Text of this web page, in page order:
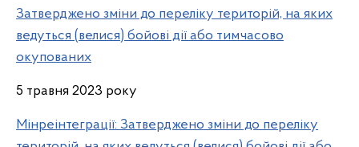
Затверджено зміни до переліку територій, на яких
ведуться (велися) бойові дії або тимчасово
окупованих
5 травня 2023 року
Мінреінтеграції: Затверджено зміни до переліку